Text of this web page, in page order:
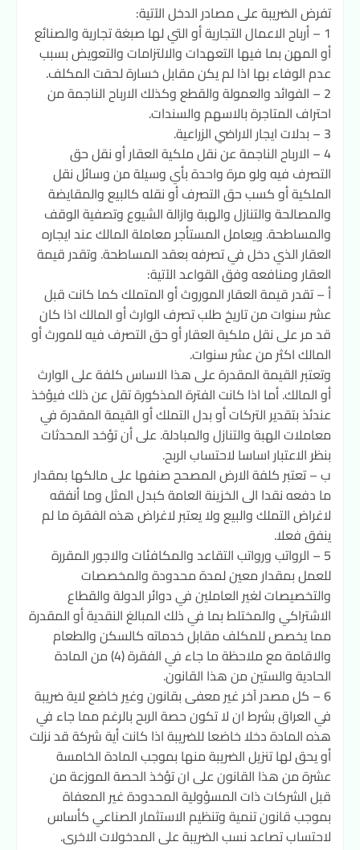
تفرض الضريبة على مصادر الدخل الآتية:
1 – أرباح الاعمال التجارية أو التي لها صبغة تجارية والصنائع
أو المهن بما فيها التعهدات والالتزامات والتعويض بسبب
عدم الوفاء بها اذا لم يكن مقابل خسارة لحقت المكلف.
2 – الفوائد والعمولة والقطع وكذلك الارباح الناجمة من
احتراف المتاجرة بالاسهم والسندات.
3 – بدلات ايجار الاراضي الزراعية.
4 – الارباح الناجمة عن نقل ملكية العقار أو نقل حق
التصرف فيه ولو مرة واحدة بأي وسيلة من وسائل نقل
الملكية أو كسب حق التصرف أو نقله كالبيع والمقايضة
والمصالحة والتنازل والهبة وازالة الشيوع وتصفية الوقف
والمساطحة. ويعامل المستأجر معاملة المالك عند ايجاره
العقار الذي دخل في تصرفه بعقد المساطحة. وتقدر قيمة
العقار ومنافعه وفق القواعد الآتية:
أ – تقدر قيمة العقار الموروث أو المتملك كما كانت قبل
عشر سنوات من تاريخ طلب تصرف الوارث أو المالك اذا كان
قد مر على نقل ملكية العقار أو حق التصرف فيه للمورث أو
المالك اكثر من عشر سنوات.
وتعتبر القيمة المقدرة على هذا الاساس كلفة على الوارث
أو المالك. أما اذا كانت الفترة المذكورة تقل عن ذلك فيؤخذ
عندئذ بتقدير التركات أو بدل التملك أو القيمة المقدرة في
معاملات الهبة والتنازل والمبادلة. على أن تؤخد المحدثات
بنظر الاعتبار اساسا لاحتساب الربح.
ب – تعتبر كلفة الارض المصحح صنفها على مالكها بمقدار
ما دفعه نقدا الى الخزينة العامة كبدل المثل وما أنفقه
لاغراض التملك والبيع ولا يعتبر لاغراض هذه الفقرة ما لم
ينفق فعلا.
5 – الرواتب ورواتب التقاعد والمكافئات والاجور المقررة
للعمل بمقدار معين لمدة محدودة والمخصصات
والتخصيصات لغير العاملين في دوائر الدولة والقطاع
الاشتراكي والمختلط بما في ذلك المبالغ النقدية أو المقدرة
مما يخصص للمكلف مقابل خدماته كالسكن والطعام
والاقامة مع ملاحظة ما جاء في الفقرة (4) من المادة
الحادية والستين من هذا القانون.
6 – كل مصدر آخر غير معفى بقانون وغير خاضع لاية ضريبة
في العراق بشرط ان لا تكون حصة الربح بالرغم مما جاء في
هذه المادة دخلا خاضعا للضريبة اذا كانت أية شركة قد نزلت
أو يحق لها تنزيل الضريبة منها بموجب المادة الخامسة
عشرة من هذا القانون على ان تؤخذ الحصة الموزعة من
قبل الشركات ذات المسؤولية المحدودة غير المعفاة
بموجب قانون تنمية وتنظيم الاستثمار الصناعي كأساس
لاحتساب تصاعد نسب الضريبة على المدخولات الاخرى.